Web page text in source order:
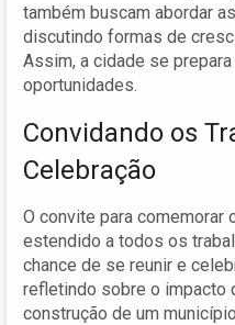
também buscam abordar
discutindo formas de
Assim, a cidade se
oportunidades.
Convidando os
Celebração
O convite para comemorar
estendido a todos os
chance de se reunir e
refletindo sobre o impacto
construção de um